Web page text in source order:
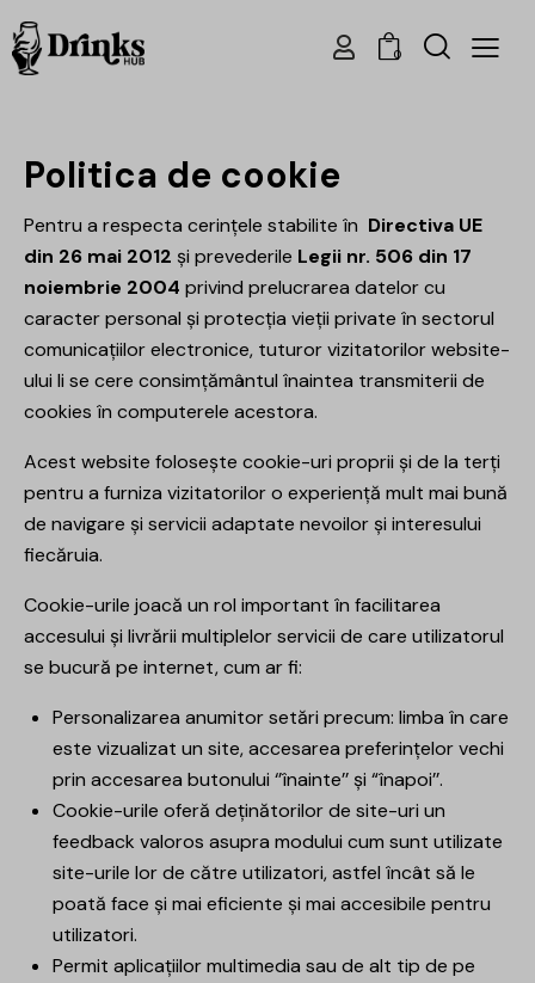
0
Politica de cookie
Pentru a respecta cerințele stabilite în Directiva UE
din 26 mai 2012 și prevederile Legii nr. 506 din 17
noiembrie 2004 privind prelucrarea datelor cu
caracter personal şi protecţia vieţii private în sectorul
comunicaţiilor electronice, tuturor vizitatorilor website-
ului li se cere consimțământul înaintea transmiterii de
cookies în computerele acestora.
Acest website folosește cookie-uri proprii și de la terți
pentru a furniza vizitatorilor o experiență mult mai bună
de navigare și servicii adaptate nevoilor și interesului
fiecăruia.
Cookie-urile joacă un rol important în facilitarea
accesului și livrării multiplelor servicii de care utilizatorul
se bucură pe internet, cum ar fi:
Personalizarea anumitor setări precum: limba în care
este vizualizat un site, accesarea preferințelor vechi
prin accesarea butonului ‘’înainte’’ și “înapoi’’.
Cookie-urile oferă deținătorilor de site-uri un
feedback valoros asupra modului cum sunt utilizate
site-urile lor de către utilizatori, astfel încât să le
poată face și mai eficiente și mai accesibile pentru
utilizatori.
Permit aplicațiilor multimedia sau de alt tip de pe